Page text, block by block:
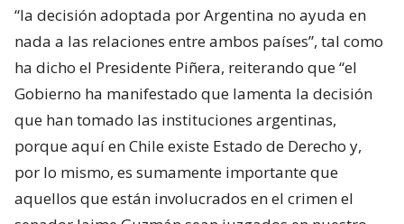
“la decisión adoptada por Argentina no ayuda en
nada a las relaciones entre ambos países”, tal como
ha dicho el Presidente Piñera, reiterando que “el
Gobierno ha manifestado que lamenta la decisión
que han tomado las instituciones argentinas,
porque aquí en Chile existe Estado de Derecho y,
por lo mismo, es sumamente importante que
aquellos que están involucrados en el crimen el